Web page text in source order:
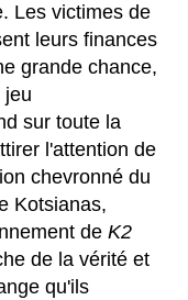
Les victimes de
leurs finances
grande chance,
jeu
sur toute la
l'attention de
chevronné du
Kotsianas,
deK2
de la vérité et
qu'ils